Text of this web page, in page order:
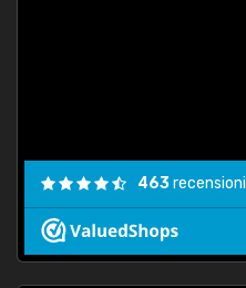
463recensioni